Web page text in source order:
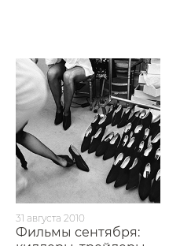
31 августа 2010
Фильмы сентября: